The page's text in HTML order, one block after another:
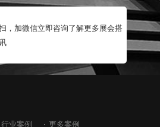
，加微信立即咨询了解更多展会搭
行业案例 更多案例